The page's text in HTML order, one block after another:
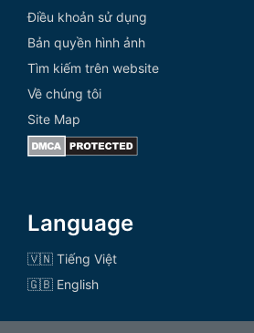
Điều khoản sử dụng
Bản quyền hình ảnh
Tìm kiếm trên website
Về chúng tôi
Site Map
Language
🇻🇳 Tiếng Việt
🇬🇧 English